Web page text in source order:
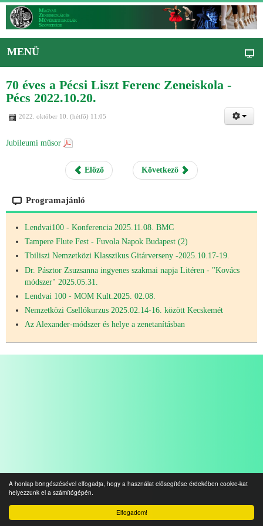
Elfogadom!
A honlap böngészésével elfogadja, hogy a használat elősegítése érdekében cookie-kat
helyezzünk el a számítógépén.
MENÜ
70 éves a Pécsi Liszt Ferenc Zeneiskola -
Pécs 2022.10.20.
2022. október 10. (hétfő) 11:05
Jubileumi műsor
Előző Következő
Programajánló
Lendvai100 - Konferencia 2025.11.08. BMC
Tampere Flute Fest - Fuvola Napok Budapest (2)
Tbiliszi Nemzetközi Klasszikus Gitárverseny -2025.10.17-19.
Dr. Pásztor Zsuzsanna ingyenes szakmai napja Litéren - "Kovács
módszer" 2025.05.31.
Lendvai 100 - MOM Kult.2025. 02.08.
Nemzetközi Csellókurzus 2025.02.14-16. között Kecskemét
Az Alexander-módszer és helye a zenetanításban